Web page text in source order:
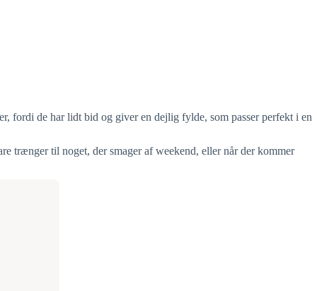
fordi de har lidt bid og giver en dejlig fylde, som passer perfekt i en
trænger til noget, der smager af weekend, eller når der kommer